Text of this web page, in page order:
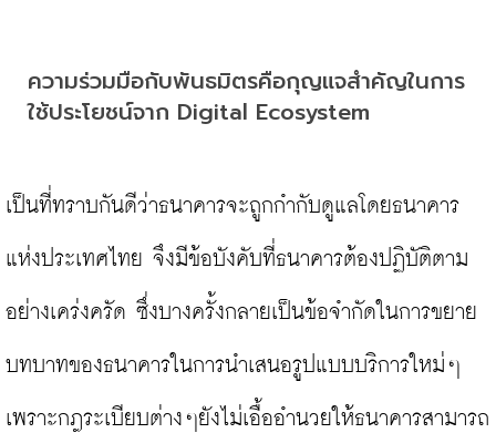
ความร่วมมือกับพันธมิตรคือกุญแจสำคัญในการ
ใช้ประโยชน์จาก Digital Ecosystem
เป็นที่ทราบกันดีว่าธนาคารจะถูกกำกับดูแลโดยธนาคาร
แห่งประเทศไทย จึงมีข้อบังคับที่ธนาคารต้องปฏิบัติตาม
อย่างเคร่งครัด ซึ่งบางครั้งกลายเป็นข้อจำกัดในการขยาย
บทบาทของธนาคารในการนำเสนอรูปแบบบริการใหม่ๆ
เพราะกฎระเบียบต่างๆยังไม่เอื้ออำนวยให้ธนาคารสามารถ